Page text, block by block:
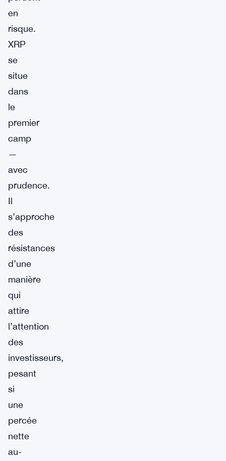
en
risque.
XRP
se
situe
dans
le
premier
camp
—
avec
prudence.
Il
s’approche
des
résistances
d’une
manière
qui
attire
l’attention
des
investisseurs,
pesant
si
une
percée
nette
au-